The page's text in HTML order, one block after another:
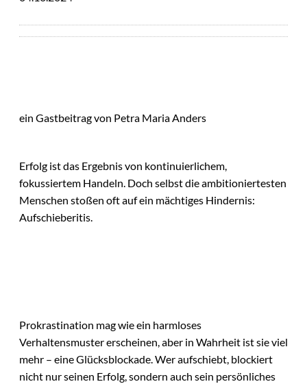
ein Gastbeitrag von Petra Maria Anders
Erfolg ist das Ergebnis von kontinuierlichem,
fokussiertem Handeln. Doch selbst die ambitioniertesten
Menschen stoßen oft auf ein mächtiges Hindernis:
Aufschieberitis.
Prokrastination mag wie ein harmloses
Verhaltensmuster erscheinen, aber in Wahrheit ist sie viel
mehr – eine Glücksblockade. Wer aufschiebt, blockiert
nicht nur seinen Erfolg, sondern auch sein persönliches